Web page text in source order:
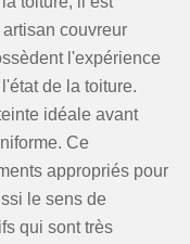
couvreur
l'expérience
de la toiture.
idéale avant
Ce
appropriés pour
le sens de
qui sont très